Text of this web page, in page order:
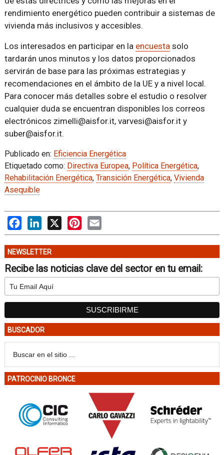
rendimiento energético pueden contribuir a sistemas de
vivienda más inclusivos y accesibles.
Los interesados en participar en la encuestasolo
tardarán unos minutos y los datos proporcionados
servirán de base para las próximas estrategias y
recomendaciones en el ámbito de la UE y a nivel local.
Para conocer más detalles sobre el estudio o resolver
cualquier duda se encuentran disponibles los correos
electrónicos zimelli@aisfor.it, varvesi@aisfor.it y
suber@aisfor.it.
Publicado en: Eficiencia Energética
Etiquetado como: Directiva Europea, Política Energética,
Rehabilitación Energética, Transición Energética, Vivienda
Asequible
FacebookLinkedIn
X PinterestEmail
NEWSLETTER
Recibe las noticias clave del sector en tu email:
BUSCADOR
PATROCINIO BRONCE